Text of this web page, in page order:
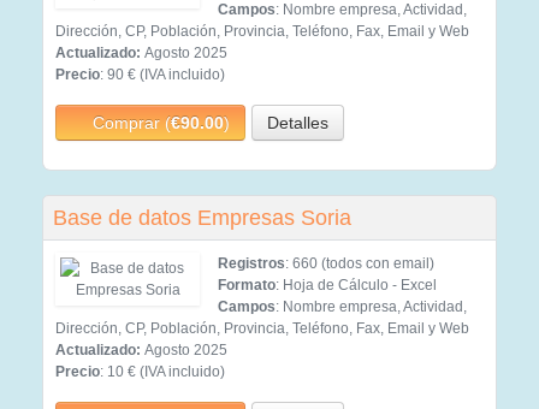
Campos: Nombre empresa, Actividad,
Dirección, CP, Población, Provincia, Teléfono, Fax, Email y Web
Actualizado: Agosto 2025
Precio: 90 € (IVA incluido)
Comprar (€90.00) Detalles
Base de datos Empresas Soria
Registros: 660 (todos con email)
Formato: Hoja de Cálculo - Excel
Campos: Nombre empresa, Actividad,
Dirección, CP, Población, Provincia, Teléfono, Fax, Email y Web
Actualizado: Agosto 2025
Precio: 10 € (IVA incluido)